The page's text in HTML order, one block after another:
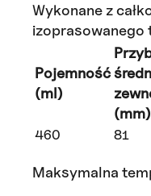
Wykonane z
izoprasowanego
Pojemność
(ml)
(mm)
460 81
Maksymalna